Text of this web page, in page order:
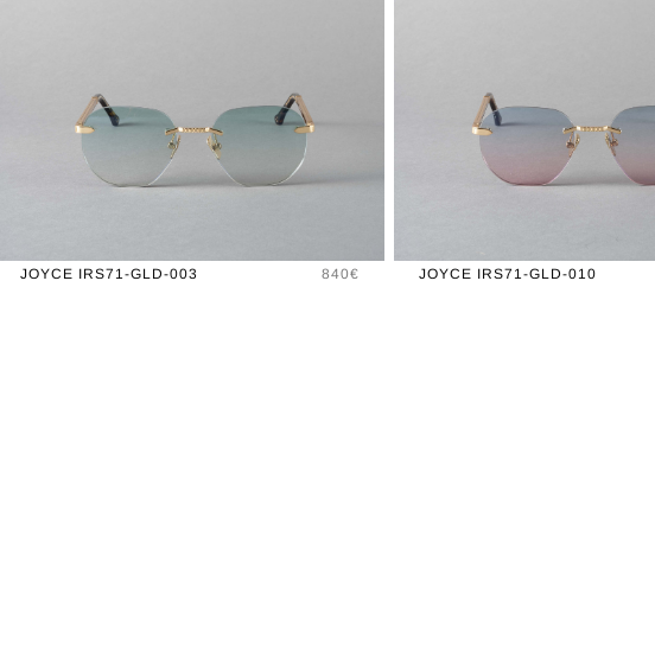
JOYCE IRS71-GLD-003 Prix
840€ JOYCE IRS71-GLD-010